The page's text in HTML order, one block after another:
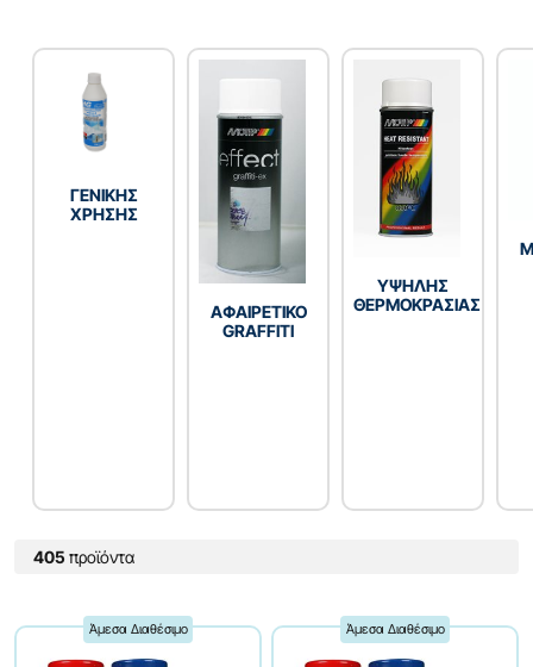
ΓENIKHΣ
XPHΣHΣ
ΑΦΑΙΡΕΤΙΚΟ
GRAFFITI
YΨΗΛΗΣ
ΘΕΡΜΟΚΡΑΣΙΑΣ
405 προϊόντα
Άμεσα Διαθέσιμο Άμεσα Διαθέσιμο